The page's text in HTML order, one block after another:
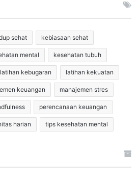
sehat kebiasaan sehat
mental kesehatan tubuh
latihan kebugaran latihan kekuatan
keuangan manajemen stres
perencanaan keuangan
harian tips kesehatan mental